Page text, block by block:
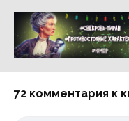
Реклама 16+ АО «ЛитГород»
72 комментария к